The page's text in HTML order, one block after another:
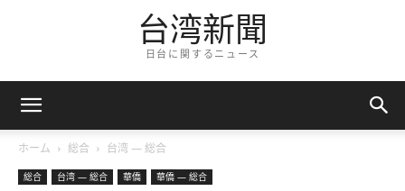
台湾新聞
日台に関するニュース
ホーム 総合 台湾 — 総合
総合 台湾 — 総合 華僑 華僑 — 総合